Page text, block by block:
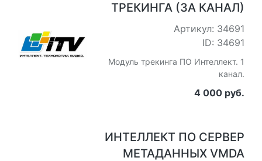
ТРЕКИНГА (ЗА КАНАЛ)
Артикул: 34691
ID: 34691
Модуль трекинга ПО Интеллект. 1
канал.
4 000 руб.
ИНТЕЛЛЕКТ ПО СЕРВЕР
МЕТАДАННЫХ VMDA